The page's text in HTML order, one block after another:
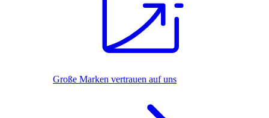
Große Marken vertrauen auf uns